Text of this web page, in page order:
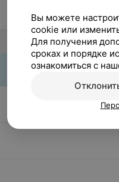
Вы можете
cookie или
Для получения
сроках и порядке
ознакомиться с